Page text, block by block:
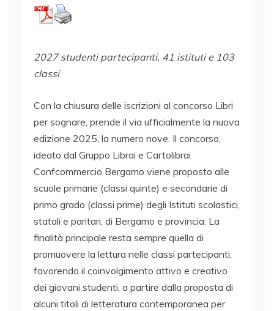
2027 studenti partecipanti, 41 istituti e 103
classi
Con la chiusura delle iscrizioni al concorso Libri
per sognare, prende il via ufficialmente la nuova
edizione 2025, la numero nove. Il concorso,
ideato dal Gruppo Librai e Cartolibrai
Confcommercio Bergamo viene proposto alle
scuole primarie (classi quinte) e secondarie di
primo grado (classi prime) degli Istituti scolastici,
statali e paritari, di Bergamo e provincia. La
finalità principale resta sempre quella di
promuovere la lettura nelle classi partecipanti,
favorendo il coinvolgimento attivo e creativo
dei giovani studenti, a partire dalla proposta di
alcuni titoli di letteratura contemporanea per